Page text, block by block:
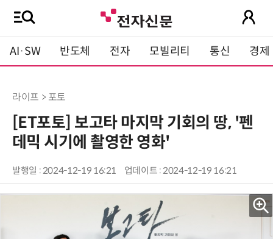
AI·SW 반도체 전자 모빌리티 통신 경제
라이프 > 포토
[ET포토] 보고타 마지막 기회의 땅, '펜
데믹 시기에 촬영한 영화'
발행일 : 2024-12-19 16:21 업데이트 : 2024-12-19 16:21